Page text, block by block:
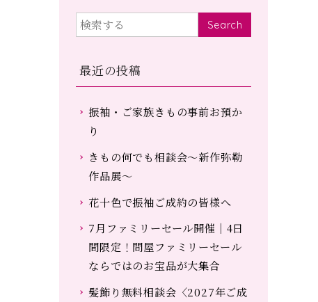
Search
最近の投稿
振袖・ご家族きもの事前お預か
り
きもの何でも相談会～新作弥勒
作品展～
花十色で振袖ご成約の皆様へ
7月ファミリーセール開催｜4日
間限定！問屋ファミリーセール
ならではのお宝品が大集合
髪飾り無料相談会〈2027年ご成